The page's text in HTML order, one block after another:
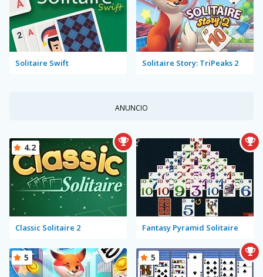
Solitaire Swift Solitaire Story: TriPeaks 2
ANUNCIO
Classic Solitaire 2
4.2
Fantasy Pyramid Solitaire
5 5